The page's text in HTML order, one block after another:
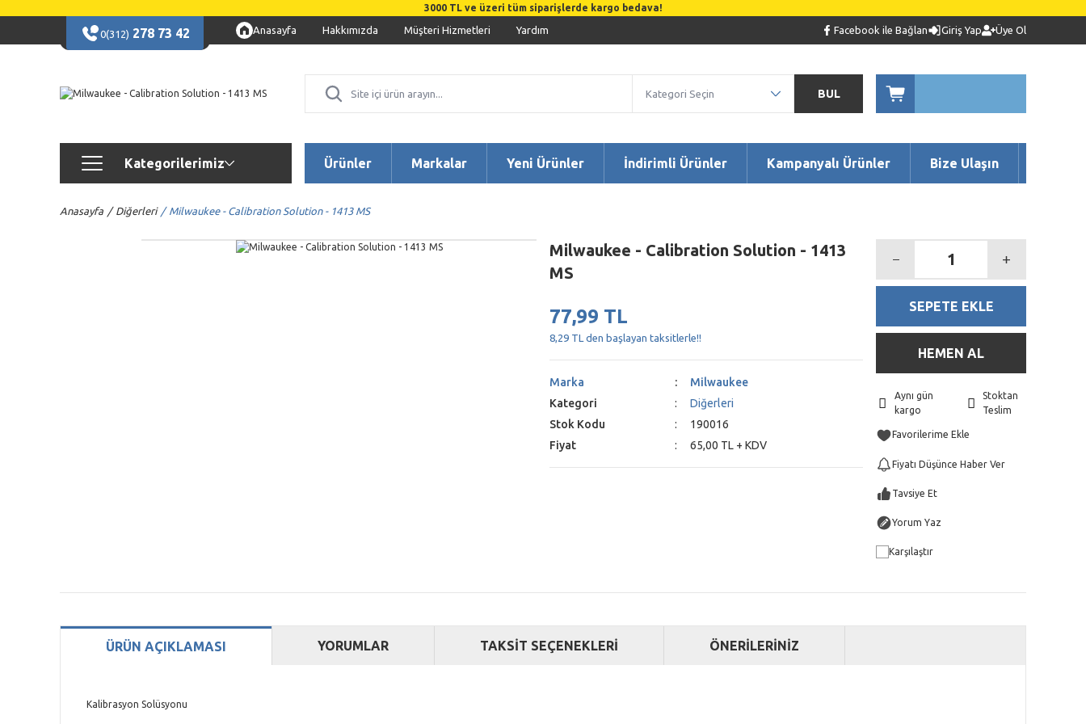
3000 TL ve üzeri tüm siparişlerde kargo bedava!
0(312) 278 73 42 Anasayfa Hakkımızda Müşteri Hizmetleri Yardım Facebook ile Bağlan Giriş Yap Üye Ol
BUL
Kategorilerimiz Ürünler Markalar Yeni Ürünler İndirimli Ürünler Kampanyalı Ürünler Bize Ulaşın
Anasayfa Diğerleri Milwaukee - Calibration Solution - 1413 MS
Milwaukee - Calibration Solution - 1413
MS
77,99 TL
8,29 TL den başlayan taksitlerle!!
Marka
Milwaukee
Kategori
Diğerleri
Stok Kodu
190016
Fiyat
65,00 TL + KDV
SEPETE EKLE
HEMEN AL
Aynı gün
kargo
Stoktan
Teslim
Fiyatı Düşünce Haber Ver
Tavsiye Et
Yorum Yaz
Karşılaştır
ÜRÜN AÇIKLAMASI YORUMLAR TAKSİT SEÇENEKLERİ ÖNERİLERİNİZ
Kalibrasyon Solüsyonu